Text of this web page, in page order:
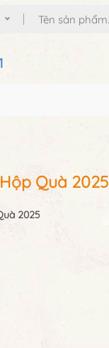
Quà 2025
2025